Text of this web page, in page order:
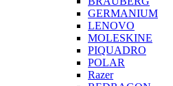
GERMANIUM
LENOVO
MOLESKINE
PIQUADRO
POLAR
Razer